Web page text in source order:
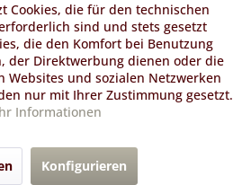
Cookies, die für den technischen
sind und stets gesetzt
die den Komfort bei Benutzung
der Direktwerbung dienen oder die
und sozialen Netzwerken
nur mit Ihrer Zustimmung gesetzt.
Informationen
Konfigurieren